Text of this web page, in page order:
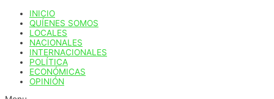
contenido
INICIO
QUÍENES SOMOS
LOCALES
NACIONALES
INTERNACIONALES
POLÍTICA
ECONÓMICAS
OPINIÓN